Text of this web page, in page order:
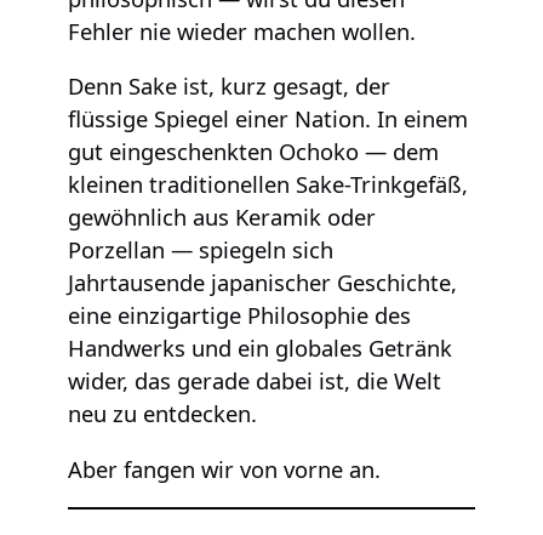
Fehler nie wieder machen wollen.
Denn Sake ist, kurz gesagt, der
flüssige Spiegel einer Nation. In einem
gut eingeschenkten Ochoko — dem
kleinen traditionellen Sake-Trinkgefäß,
gewöhnlich aus Keramik oder
Porzellan — spiegeln sich
Jahrtausende japanischer Geschichte,
eine einzigartige Philosophie des
Handwerks und ein globales Getränk
wider, das gerade dabei ist, die Welt
neu zu entdecken.
Aber fangen wir von vorne an.